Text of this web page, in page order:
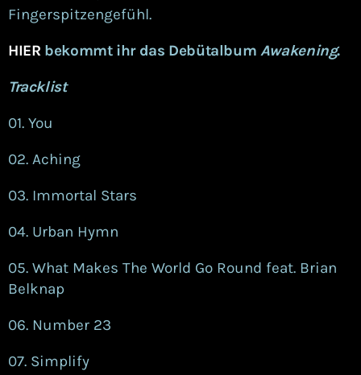
Fingerspitzengefühl.
HIER bekommt ihr das Debütalbum Awakening.
Tracklist
01. You
02. Aching
03. Immortal Stars
04. Urban Hymn
05. What Makes The World Go Round feat. Brian
Belknap
06. Number 23
07. Simplify